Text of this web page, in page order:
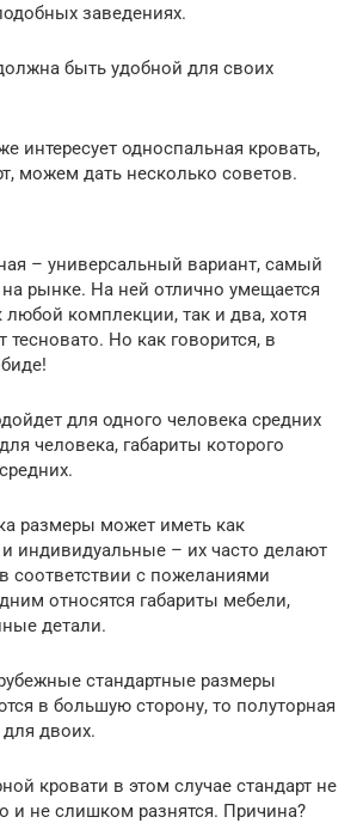
заведениях.
быть удобной для своих
интересует односпальная кровать,
можем дать несколько советов.
– универсальный вариант, самый
рынке. На ней отлично умещается
любой комплекции, так и два, хотя
Но как говорится, в
для одного человека средних
человека, габариты которого
размеры может иметь как
и индивидуальные – их часто делают
соответствии с пожеланиями
относятся габариты мебели,
детали.
стандартные размеры
в большую сторону, то полуторная
двоих.
кровати в этом случае стандарт не
и не слишком разнятся. Причина?